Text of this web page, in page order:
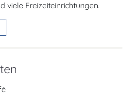
viele Freizeiteinrichtungen.